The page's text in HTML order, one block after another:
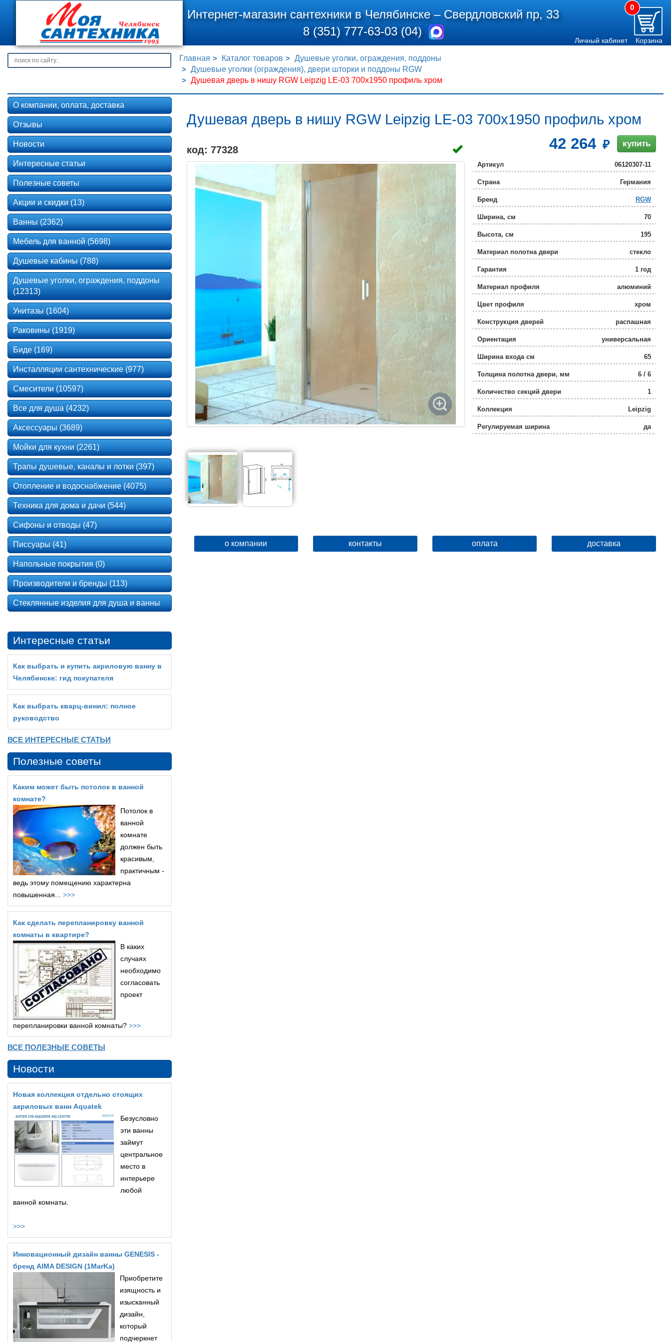
Интернет-магазин сантехники в Челябинске –Свердловский пр, 33
8 (351) 777-63-03 (04)
0
Личный кабинет Корзина
Главная Каталог товаров
Душевые уголки, ограждения, поддоны
Душевые уголки (ограждения), двери шторки и поддоны RGW
Душевая дверь в нишу RGW Leipzig LE-03 700x1950 профиль хром
Душевая дверь в нишу RGW Leipzig LE-03 700x1950 профиль хром
код: 77328 42 264 купить
Артикул 06120307-11
Страна Германия
Бренд RGW
Ширина, см 70
Высота, см 195
Материал полотна двери стекло
Гарантия 1 год
Материал профиля алюминий
Цвет профиля хром
Конструкция дверей распашная
Ориентация универсальная
Ширина входа см 65
Толщина полотна двери, мм 6 / 6
Количество секций двери 1
Коллекция Leipzig
Регулируемая ширина да
о компании контакты оплата доставка
О компании, оплата, доставка
Отзывы
Новости
Интересные статьи
Полезные советы
Акции и скидки (13)
Ванны (2362)
Мебель для ванной (5698)
Душевые кабины (788)
Душевые уголки, ограждения, поддоны
(12313)
Унитазы (1604)
Раковины (1919)
Биде (169)
Инсталляции сантехнические (977)
Смесители (10597)
Все для душа (4232)
Аксессуары (3689)
Мойки для кухни (2261)
Трапы душевые, каналы и лотки (397)
Отопление и водоснабжение (4075)
Техника для дома и дачи (544)
Сифоны и отводы (47)
Писсуары (41)
Напольные покрытия (0)
Производители и бренды (113)
Стеклянные изделия для душа и ванны
Интересные статьи
Как выбрать и купить акриловую ванну в
Челябинске: гид покупателя
Как выбрать кварц‑винил: полное
руководство
ВСЕ ИНТЕРЕСНЫЕ СТАТЬИ
Полезные советы
Каким может быть потолок в ванной
комнате?
Потолок в
ванной
комнате
должен быть
красивым,
практичным -
ведь этому помещению характерна
повышенная... >>>
Как сделать перепланировку ванной
комнаты в квартире?
В каких
случаях
необходимо
согласовать
проект
перепланировки ванной комнаты? >>>
ВСЕ ПОЛЕЗНЫЕ СОВЕТЫ
Новости
Новая коллекция отдельно стоящих
акриловых ванн Aquatek
Безусловно
эти ванны
займут
центральное
место в
интерьере
любой
ванной комнаты.
>>>
Инновационный дизайн ванны GENESIS -
бренд AIMA DESIGN (1MarKa)
Приобретите
изящность и
изысканный
дизайн,
который
подчеркнет